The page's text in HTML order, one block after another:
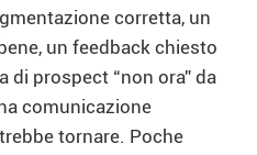
corretta, un
un feedback chiesto
di prospect “non ora” da
comunicazione
tornare. Poche